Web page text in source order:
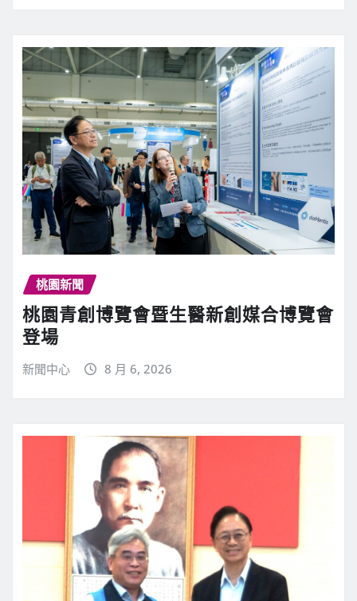
桃園新聞
桃園青創博覽會暨生醫新創媒合博覽會
登場
新聞中心 8 月 6, 2026